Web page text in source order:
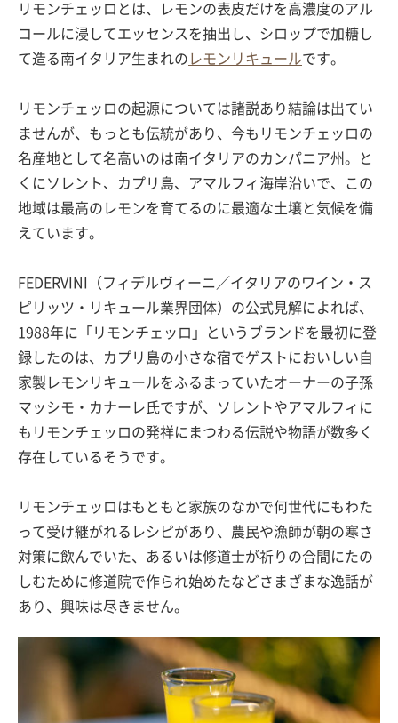
リモンチェッロとは、レモンの表皮だけを高濃度のアル
コールに浸してエッセンスを抽出し、シロップで加糖し
て造る南イタリア生まれの レモンリキュールです。
リモンチェッロの起源については諸説あり結論は出てい
ませんが、もっとも伝統があり、今もリモンチェッロの
名産地として名高いのは南イタリアのカンパニア州。と
くにソレント、カプリ島、アマルフィ海岸沿いで、この
地域は最高のレモンを育てるのに最適な土壌と気候を備
えています。
FEDERVINI（フィデルヴィーニ／イタリアのワイン・ス
ピリッツ・リキュール業界団体）の公式見解によれば、
1988年に「リモンチェッロ」というブランドを最初に登
録したのは、カプリ島の小さな宿でゲストにおいしい自
家製レモンリキュールをふるまっていたオーナーの子孫
マッシモ・カナーレ氏ですが、ソレントやアマルフィに
もリモンチェッロの発祥にまつわる伝説や物語が数多く
存在しているそうです。
リモンチェッロはもともと家族のなかで何世代にもわた
って受け継がれるレシピがあり、農民や漁師が朝の寒さ
対策に飲んでいた、あるいは修道士が祈りの合間にたの
しむために修道院で作られ始めたなどさまざまな逸話が
あり、興味は尽きません。